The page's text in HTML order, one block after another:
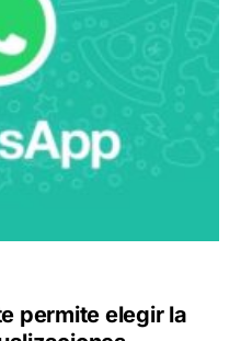
permite elegir la